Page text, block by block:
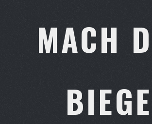
MACH
BIEGE